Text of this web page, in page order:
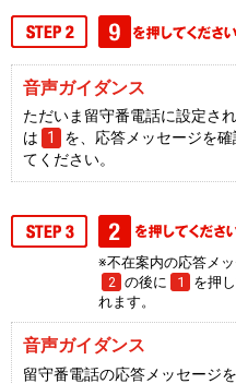
音声ガイダンス
ただいま留守番電話に設定さ
は
1 を、応答メッセージを
てください。
※不在案内の応答メ
2 の後に 1
を押
れます。
音声ガイダンス
留守番電話の応答メッセージ